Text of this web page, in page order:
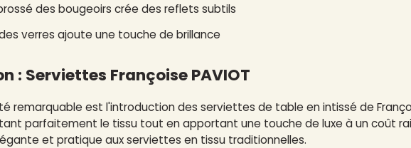
des bougeoirs crée des reflets subtils
verres ajoute une touche de brillance
: Serviettes Françoise PAVIOT
remarquable est l'introduction des serviettes de table en intissé de
parfaitement le tissu tout en apportant une touche de luxe à un coût
et pratique aux serviettes en tissu traditionnelles.